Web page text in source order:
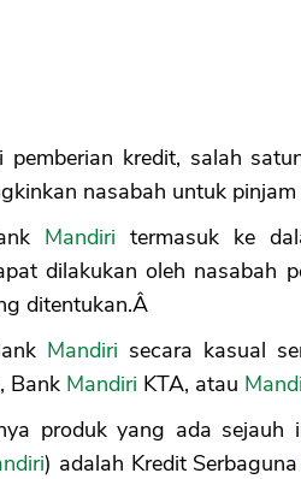
pemberian kredit, salah
nasabah untuk
Mandiri termasuk ke
dilakukan oleh nasabah
ditentukan.Â
Mandiri secara kasual
Bank Mandiri KTA, atau
produk yang ada
) adalah Kredit Serbaguna